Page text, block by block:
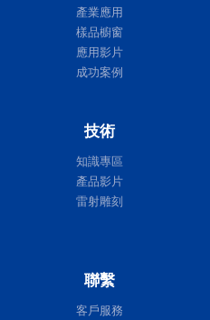
產業應用
樣品櫥窗
應用影片
成功案例
技術
知識專區
產品影片
雷射雕刻
聯繫
客戶服務